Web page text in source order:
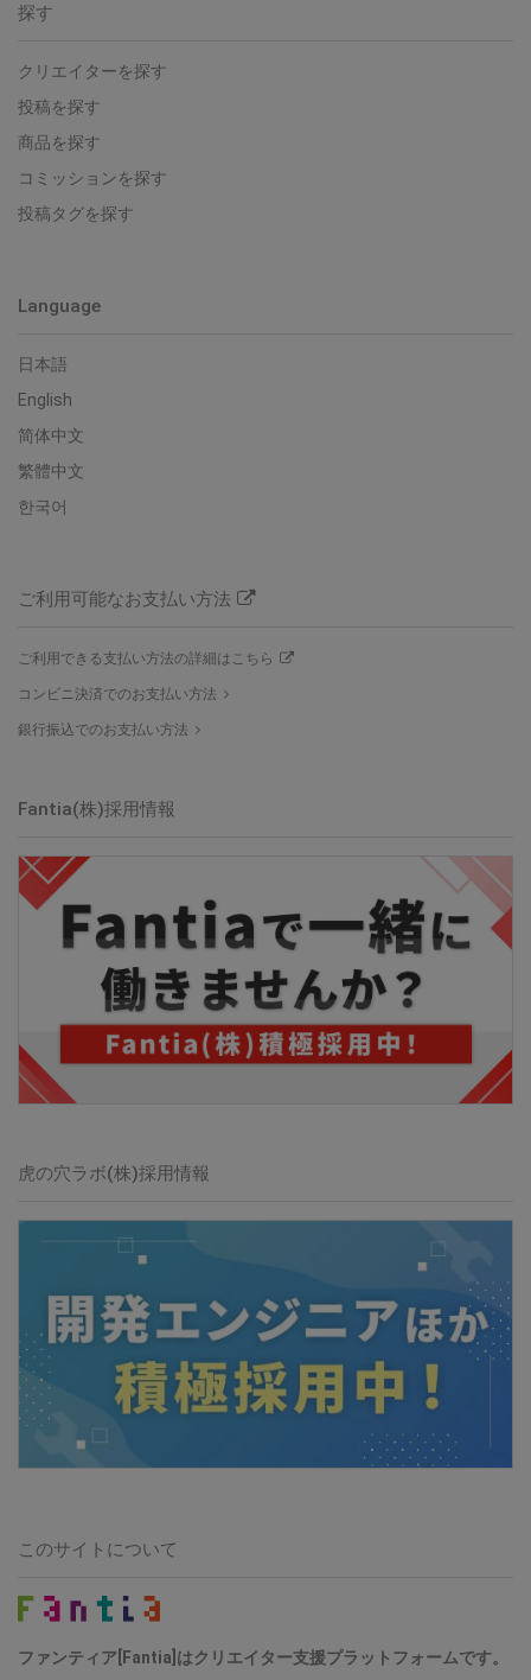
探す
クリエイターを探す
投稿を探す
商品を探す
コミッションを探す
投稿タグを探す
Language
日本語
English
简体中文
繁體中文
한국어
ご利用可能なお支払い方法
ご利用できる支払い方法の詳細はこちら
コンビニ決済でのお支払い方法
銀行振込でのお支払い方法
Fantia(株)採用情報
虎の穴ラボ(株)採用情報
このサイトについて
ファンティア[Fantia]はクリエイター支援プラットフォームです。